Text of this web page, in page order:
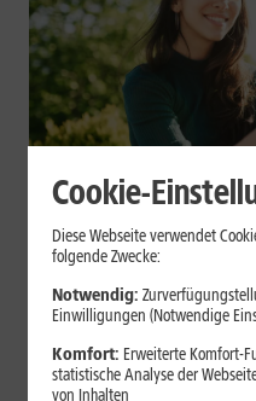
Datenvolumen
Tipps für Dein
Videos, Social Media, Cloud-
Dein mobiles Datenvolumen
Cookie-
Diese Webseite verwendet
folgende Zwecke:
Notwendig:
Einwilligungen (Notwendige
Komfort: Erweiterte Komfort-
statistische Analyse der
von Inhalten